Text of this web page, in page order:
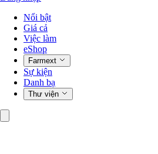
Nổi bật
Giá cả
Việc làm
eShop
Farmext
Sự kiện
Danh bạ
Thư viện